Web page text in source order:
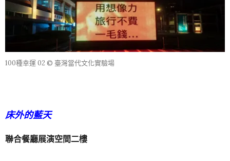
100種幸運 02 © 臺灣當代文化實驗場
床外的藍天
聯合餐廳展演空間二樓